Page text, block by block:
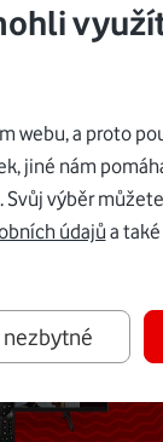
webu, a proto
jiné nám
výběr
údajůa